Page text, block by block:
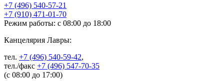
+7 (496) 540-57-21
+7 (910) 471-01-70
Режим работы: с 08:00 до 18:00
Канцелярия Лавры:
тел. +7 (496) 540-59-42,
тел./факс +7 (496) 547-70-35
(с 08:00 до 17:00)